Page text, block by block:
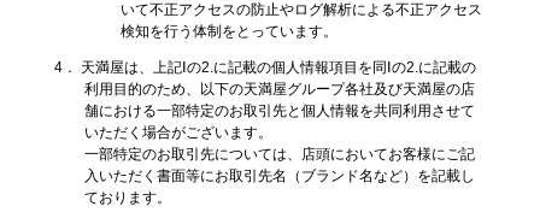
いて不正アクセスの防止やログ解析による不正アクセス
検知を行う体制をとっています。
4． 天満屋は、上記Ⅰの2.に記載の個人情報項目を同Ⅰの2.に記載の
利用目的のため、以下の天満屋グループ各社及び天満屋の店
舗における一部特定のお取引先と個人情報を共同利用させて
いただく場合がございます。
一部特定のお取引先については、店頭においてお客様にご記
入いただく書面等にお取引先名（ブランド名など）を記載し
ております。